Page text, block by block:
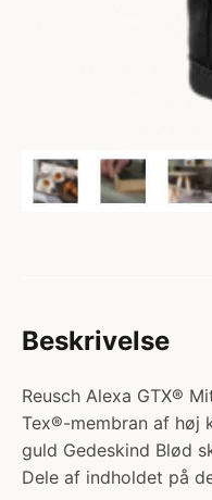
Beskrivelse
Reusch Alexa GTX®
Tex®-membran af høj
guld Gedeskind Blød
Dele af indholdet på